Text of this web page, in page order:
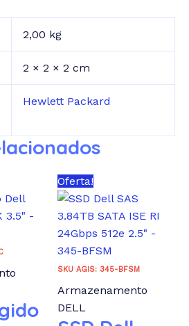
2,00 kg
2 × 2 × 2 cm
Hewlett Packard
Oferta!
SKU AGIS: 345-BFSM
Armazenamento
DELL